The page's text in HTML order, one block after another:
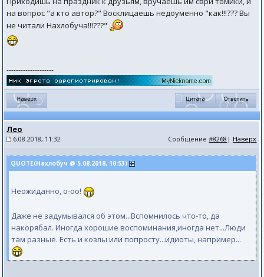
на вопрос "а кто автор?" Восклицаешь недоуменно "как!!!??? Вы
не читали Нахлобуча!!!???"
--------------------
Лео
6.08.2018, 11:32 Сообщение#8268 | Наверх
QUOTE(Нахлобуч @ 5.08.2018, 10:53)
Неожиданно, о-оо!
Даже не задумывался об этом...Вспомнилось что-то, да
накорябал. Иногда хорошие воспоминания,иногда нет...Люди
там разные. Есть и козлы или попросту...идиоты, например...